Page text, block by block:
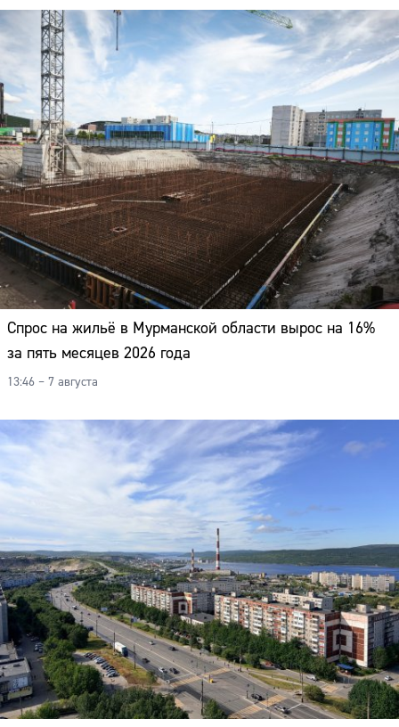
Спрос на жильё в Мурманской области вырос на 16%
за пять месяцев 2026 года
13:46 – 7 августа